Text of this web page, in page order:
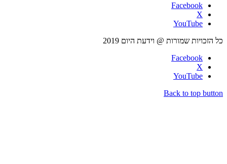
Facebook
X
YouTube
כל הזכויות שמורות @ וידעת היום 2019
Facebook
X
YouTube
Back to top button